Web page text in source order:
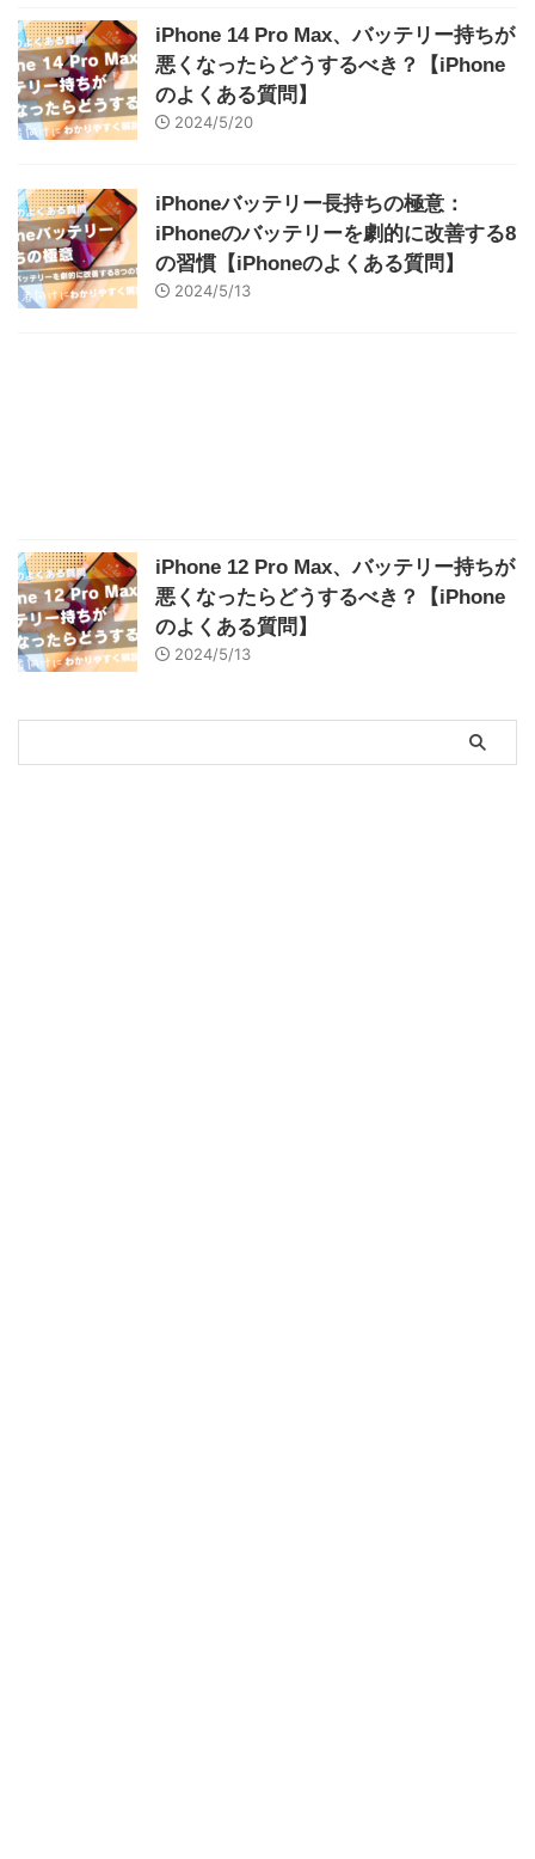
iPhone 14 Pro Max、バッテリー持ちが
悪くなったらどうするべき？【iPhone
のよくある質問】
2024/5/20
iPhoneバッテリー長持ちの極意：
iPhoneのバッテリーを劇的に改善する8
の習慣【iPhoneのよくある質問】
2024/5/13
iPhone 12 Pro Max、バッテリー持ちが
悪くなったらどうするべき？【iPhone
のよくある質問】
2024/5/13